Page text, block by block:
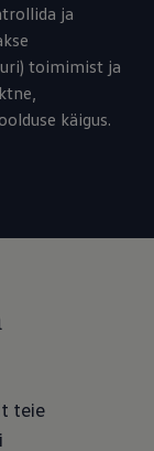
ja
toimimist ja
käigus.
teie